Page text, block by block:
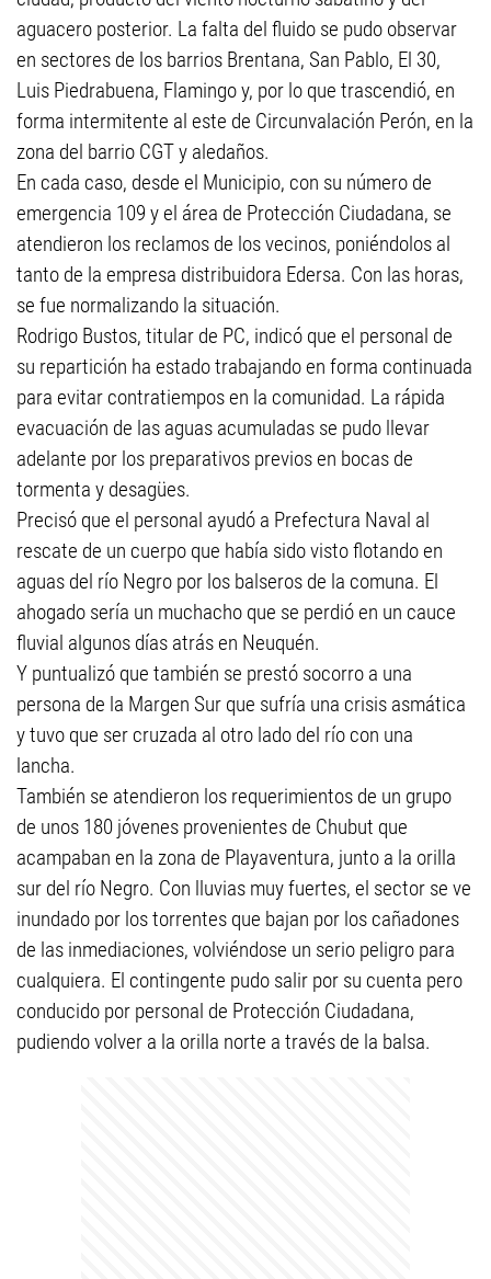
aguacero posterior. La falta del fluido se pudo observar
en sectores de los barrios Brentana, San Pablo, El 30,
Luis Piedrabuena, Flamingo y, por lo que trascendió, en
forma intermitente al este de Circunvalación Perón, en la
zona del barrio CGT y aledaños.
En cada caso, desde el Municipio, con su número de
emergencia 109 y el área de Protección Ciudadana, se
atendieron los reclamos de los vecinos, poniéndolos al
tanto de la empresa distribuidora Edersa. Con las horas,
se fue normalizando la situación.
Rodrigo Bustos, titular de PC, indicó que el personal de
su repartición ha estado trabajando en forma continuada
para evitar contratiempos en la comunidad. La rápida
evacuación de las aguas acumuladas se pudo llevar
adelante por los preparativos previos en bocas de
tormenta y desagües.
Precisó que el personal ayudó a Prefectura Naval al
rescate de un cuerpo que había sido visto flotando en
aguas del río Negro por los balseros de la comuna. El
ahogado sería un muchacho que se perdió en un cauce
fluvial algunos días atrás en Neuquén.
Y puntualizó que también se prestó socorro a una
persona de la Margen Sur que sufría una crisis asmática
y tuvo que ser cruzada al otro lado del río con una
lancha.
También se atendieron los requerimientos de un grupo
de unos 180 jóvenes provenientes de Chubut que
acampaban en la zona de Playaventura, junto a la orilla
sur del río Negro. Con lluvias muy fuertes, el sector se ve
inundado por los torrentes que bajan por los cañadones
de las inmediaciones, volviéndose un serio peligro para
cualquiera. El contingente pudo salir por su cuenta pero
conducido por personal de Protección Ciudadana,
pudiendo volver a la orilla norte a través de la balsa.